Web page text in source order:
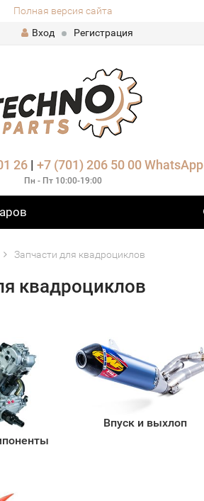
Полная версия сайта
Вход
Регистрация
26| +7 (701) 206 50 00 WhatsApp
Пн - Пт 10:00-19:00
Запчасти для квадроциклов
квадроциклов
Впуск и выхлоп